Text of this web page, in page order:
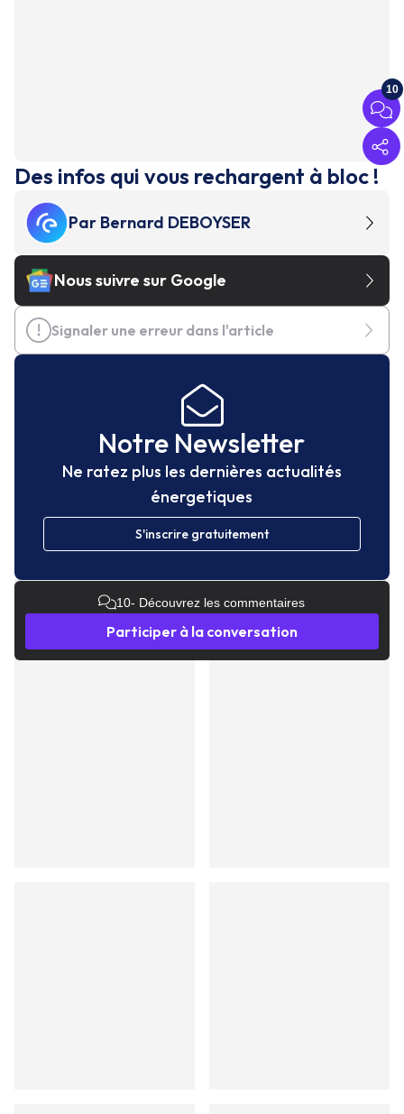
10
Des infos qui vous rechargent à bloc !
Par Bernard DEBOYSER
Nous suivre sur Google
Signaler une erreur dans l'article
Notre Newsletter
Ne ratez plus les dernières actualités
énergetiques
S'inscrire gratuitement
10- Découvrez les commentaires
Participer à la conversation